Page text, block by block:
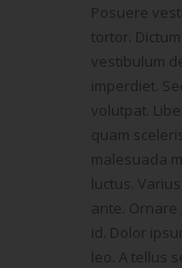
Posuere
tortor.
vestibulum
imperdiet.
volutpat.
quam
malesuada
luctus.
ante. Ornare
id. Dolor
leo. A tellus